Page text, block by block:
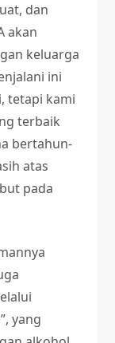
dan
akan
keluarga
ini
tetapi kami
terbaik
bertahun-
atas
pada
yang